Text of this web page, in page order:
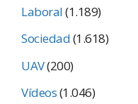
Laboral(1.189)
Sociedad(1.618)
UAV(200)
Vídeos(1.046)